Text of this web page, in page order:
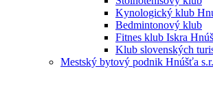
Kynologický klub
Bedmintonový klub
Fitnes klub Iskra
Klub slovenských
Mestský bytový podnik Hnúšťa